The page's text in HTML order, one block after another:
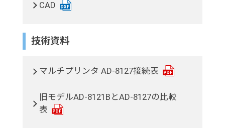
CAD
技術資料
マルチプリンタ AD-8127接続表
旧モデルAD-8121BとAD-8127の比較
表